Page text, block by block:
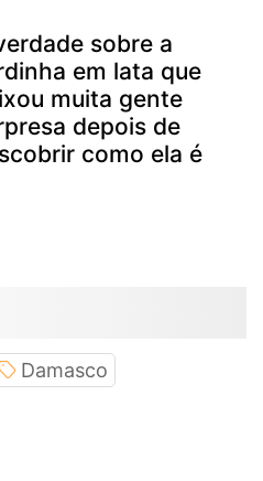
sobre a
em lata que
muita gente
depois de
como ela é
Damasco